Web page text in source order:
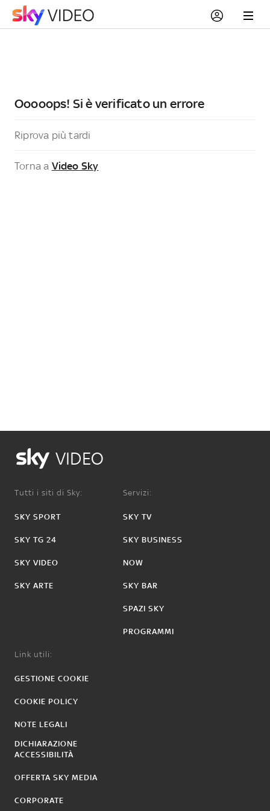
Ooooops! Si è verificato un errore
Riprova più tardi
Torna a Video Sky
VIDEO
Tutti i siti di Sky:
SKY SPORT
SKY TG 24
SKY VIDEO
SKY ARTE
Servizi:
SKY TV
SKY BUSINESS
NOW
SKY BAR
SPAZI SKY
PROGRAMMI
Link utili:
GESTIONE COOKIE
COOKIE POLICY
NOTE LEGALI
DICHIARAZIONE
ACCESSIBILITÀ
OFFERTA SKY MEDIA
CORPORATE